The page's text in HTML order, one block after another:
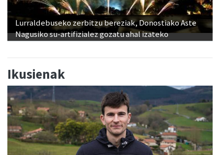
Lurraldebuseko zerbitzu bereziak, Donostiako Aste
Nagusiko su-artifizialez gozatu ahal izateko
Ikusienak